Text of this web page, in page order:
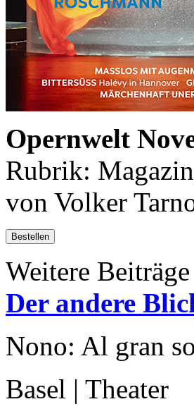
Opernwelt
Rubrik:
von Volker
Bestellen
Weitere Beiträge
Der andere
Nono: Al gran
Basel | Theater